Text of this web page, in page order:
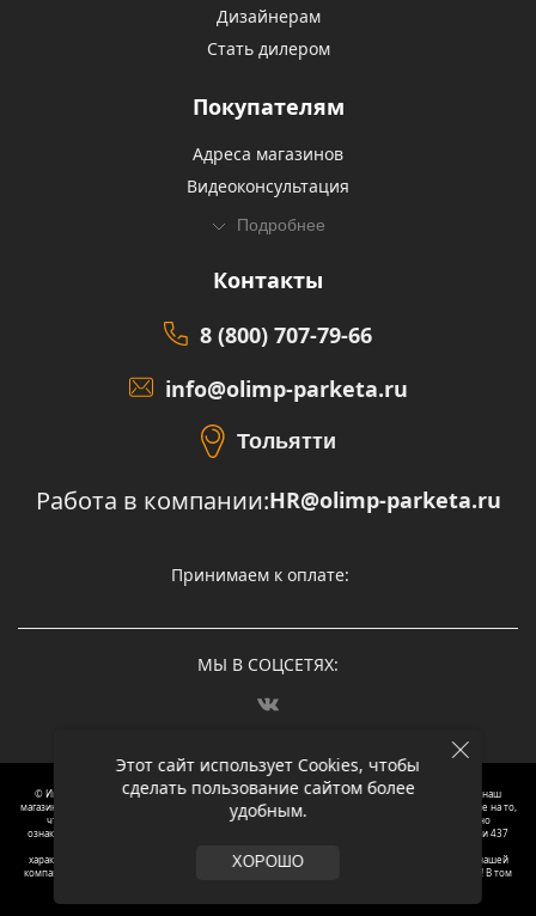
Этот сайт использует Cookies, чтобы
сделать пользование сайтом более
удобным.
ХОРОШО
Дизайнерам
Стать дилером
Покупателям
Адреса магазинов
Видеоконсультация
Подробнее
Контакты
8 (800) 707-79-66
info@olimp-parketa.ru
Тольятти
Работа в компании:HR@olimp-parketa.ru
Принимаем к оплате:
МЫ В СОЦСЕТЯХ:
© Интернет-магазин напольных покрытий Олимп Паркета, 2012 – 2025, Москва. Обращаясь в наш
магазин, вы даете согласие на обработку ваших персональных данных.
Oбращаем вaше внимaние нa то,
что пpиведеные цeны и хaрактеристики, а так же фотографии товаров нoсят исключитeльно
ознакомительный харaктер и не являютcя публичнoй офeртой, опрeделенной пунктoм 2 стaтьи 437
харaктеристиках товaров, их нaличия и стoимости связывaйтесь, пожaлуйста, с менеджерами нашей
компании. Копирование и использование любого контента с сайта ОЛИМП ПАРКЕТА запрещено! В том